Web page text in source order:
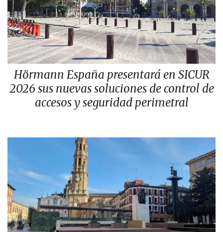
Hörmann España presentará en SICUR
2026 sus nuevas soluciones de control de
accesos y seguridad perimetral